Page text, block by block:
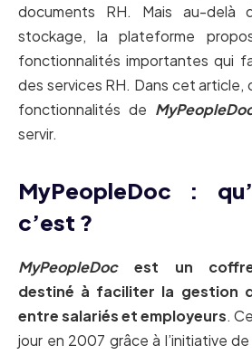
documents RH. Mais au-
stockage, la plateforme
fonctionnalités importantes qui
des services RH. Dans cet article,
fonctionnalités de
servir.
MyPeopleDoc :
c’est ?
MyPeopleDoc
est un
destiné à faciliter la gestion
entre salariés et employeurs.
jour en 2007 grâce à l’initiative